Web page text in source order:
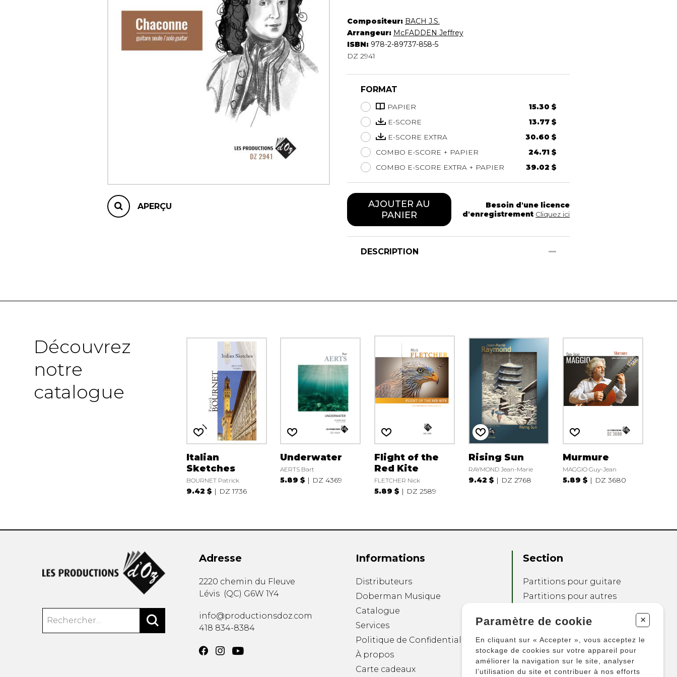
Luth
Mandoline
Orgue
Percussion
Trombone
Trompette
Tuba
Ukulélé
Violon
Violoncelle
Voix
APERÇU
Compositeur: BACH J.S.
Arrangeur: McFADDEN Jeffrey
ISBN: 978-2-89737-858-5
DZ 2941
FORMAT
PAPIER
15.30 $
E-SCORE
13.77 $
E-SCORE EXTRA
30.60 $
COMBO E-SCORE + PAPIER
24.71 $
COMBO E-SCORE EXTRA + PAPIER
39.02 $
AJOUTER AU
PANIER
Besoin d'une licence
d'enregistrement Cliquez ici
DESCRIPTION
Découvrez
notre
catalogue
Italian
Sketches
BOURNET Patrick
9.42 $ DZ 1736
Underwater
AERTS Bart
5.89 $ DZ 4369
Flight of the
Red Kite
FLETCHER Nick
5.89 $ DZ 2589
Rising Sun
RAYMOND Jean-Marie
9.42 $ DZ 2768
Murmure
MAGGIO Guy-Jean
5.89 $ DZ 3680
Adresse
2220 chemin du Fleuve
Lévis (QC) G6W 1Y4
info@productionsdoz.com
418 834-8384
Informations
Distributeurs
Doberman Musique
Catalogue
Services
Politique de Confidentialité
À propos
Carte cadeaux
Section
Partitions pour guitare
Partitions pour autres
Partitions pour
ensembles
Autres produits
Paramètre de cookie +
En cliquant sur « Accepter », vous acceptez le
stockage de cookies sur votre appareil pour
améliorer la navigation sur le site, analyser
l’utilisation du site et contribuer à nos efforts